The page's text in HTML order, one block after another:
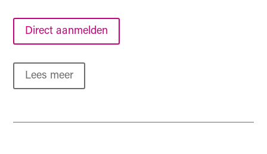
Direct aanmelden
Lees meer